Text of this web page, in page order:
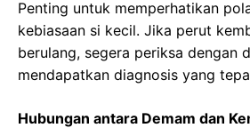
Penting untuk memperhatikan
kebiasaan si kecil. Jika perut
berulang, segera periksa dengan
mendapatkan diagnosis yang
Hubungan antara Demam dan